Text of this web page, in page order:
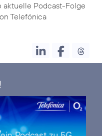
aktuelle Podcast-Folge
Telefónica